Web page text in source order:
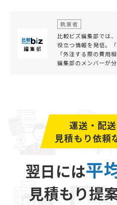
執筆者
比較ビズ編集部では
役立つ情報を発信。
「外注する際の費用
編集部のメンバーが
運送・配
見積もり依頼
翌日には平
見積もり提